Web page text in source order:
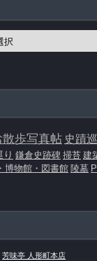
散歩写真帖 史蹟
鎌倉史跡碑 掃苔 建
博物館・図書館 陵墓
芳味亭 人形町本店